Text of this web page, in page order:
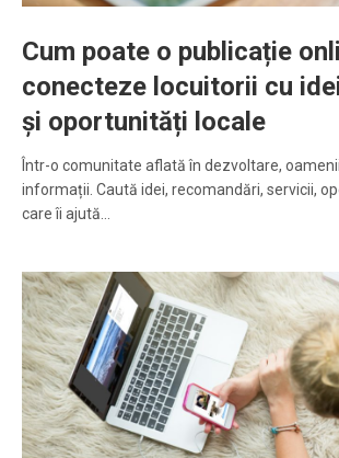
Cum poate o publicație
conecteze locuitorii cu
și oportunități locale
Într-o comunitate aflată în dezvoltare,
informații. Caută idei, recomandări, servicii,
care îi ajută…